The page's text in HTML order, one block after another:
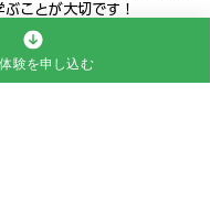
ことが大切です！
験を申し込む